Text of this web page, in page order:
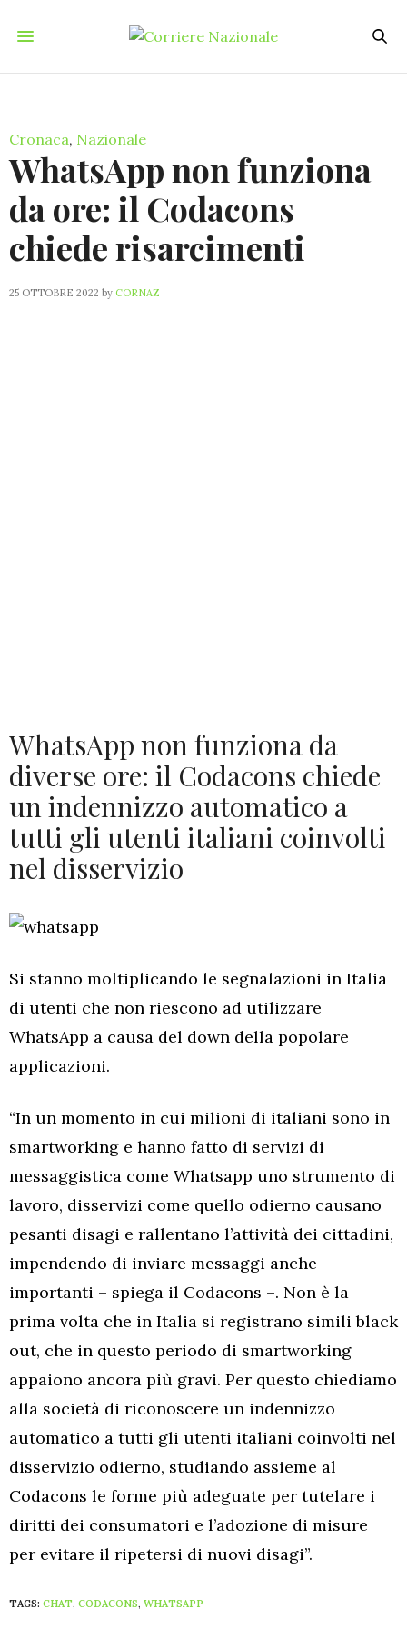
Cronaca, Nazionale
WhatsApp non funziona
da ore: il Codacons
chiede risarcimenti
25 OTTOBRE 2022 by CORNAZ
WhatsApp non funziona da
diverse ore: il Codacons chiede
un indennizzo automatico a
tutti gli utenti italiani coinvolti
nel disservizio
Si stanno moltiplicando le segnalazioni in Italia
di utenti che non riescono ad utilizzare
WhatsApp a causa del down della popolare
applicazioni.
“In un momento in cui milioni di italiani sono in
smartworking e hanno fatto di servizi di
messaggistica come Whatsapp uno strumento di
lavoro, disservizi come quello odierno causano
pesanti disagi e rallentano l’attività dei cittadini,
impendendo di inviare messaggi anche
importanti – spiega il Codacons –. Non è la
prima volta che in Italia si registrano simili black
out, che in questo periodo di smartworking
appaiono ancora più gravi. Per questo chiediamo
alla società di riconoscere un indennizzo
automatico a tutti gli utenti italiani coinvolti nel
disservizio odierno, studiando assieme al
Codacons le forme più adeguate per tutelare i
diritti dei consumatori e l’adozione di misure
per evitare il ripetersi di nuovi disagi”.
TAGS: CHAT, CODACONS, WHATSAPP